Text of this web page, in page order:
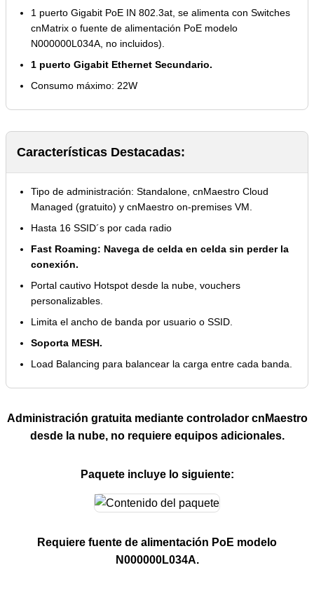
1 puerto Gigabit PoE IN 802.3at, se alimenta con Switches
cnMatrix o fuente de alimentación PoE modelo
N000000L034A, no incluidos).
1 puerto Gigabit Ethernet Secundario.
Consumo máximo: 22W
Características Destacadas:
Tipo de administración: Standalone, cnMaestro Cloud
Managed (gratuito) y cnMaestro on-premises VM.
Hasta 16 SSID´s por cada radio
Fast Roaming: Navega de celda en celda sin perder la
conexión.
Portal cautivo Hotspot desde la nube, vouchers
personalizables.
Limita el ancho de banda por usuario o SSID.
Soporta MESH.
Load Balancing para balancear la carga entre cada banda.
Administración gratuita mediante controlador cnMaestro
desde la nube, no requiere equipos adicionales.
Paquete incluye lo siguiente:
Requiere fuente de alimentación PoE modelo
N000000L034A.